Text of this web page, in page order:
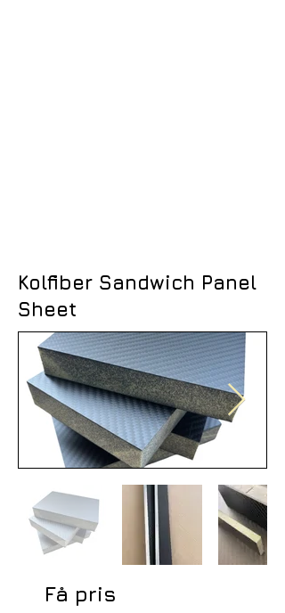
Kolfiber Sandwich Panel
Sheet
Få pris